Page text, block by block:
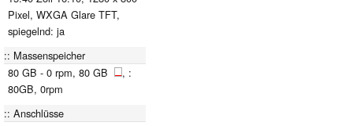
Pixel, WXGA Glare TFT,
spiegelnd: ja
Massenspeicher
80 GB - 0 rpm, 80 GB
, :
80GB, 0rpm
Anschlüsse